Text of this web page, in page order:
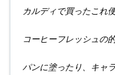
カルディで買ったこれ
コーヒーフレッシュの
パンに塗ったり、キャ